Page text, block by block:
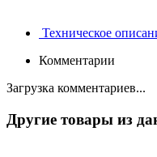
Техническое
Комментарии
Загрузка комментариев...
Другие товары из